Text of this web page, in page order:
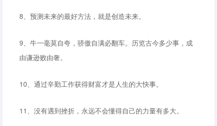
8、预测未来的最好方法，就是创造未来。
9、牛一毫莫自夸，骄傲自满必翻车。历览古今多少事，成
由谦逊败由奢。
10、通过辛勤工作获得财富才是人生的大快事。
11、没有遇到挫折，永远不会懂得自己的力量有多大。